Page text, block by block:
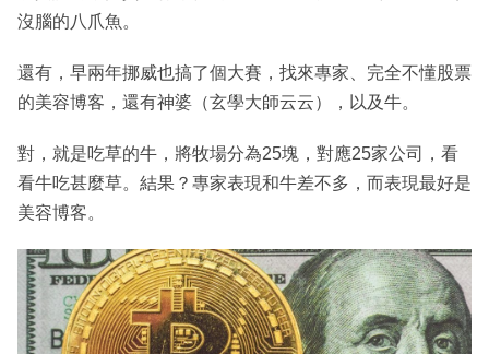
沒腦的八爪魚。
還有，早兩年挪威也搞了個大賽，找來專家、完全不懂股票
的美容博客，還有神婆（玄學大師云云），以及牛。
對，就是吃草的牛，將牧場分為25塊，對應25家公司，看
看牛吃甚麼草。結果？專家表現和牛差不多，而表現最好是
美容博客。